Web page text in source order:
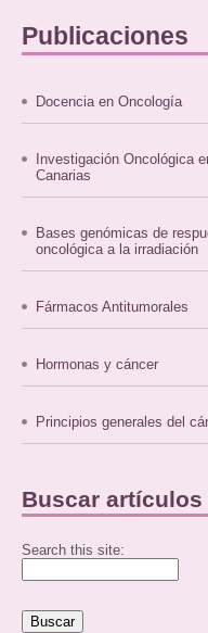
Publicaciones
Docencia en Oncología
Investigación Oncológica
Canarias
Bases genómicas de
oncológica a la irradiación
Fármacos Antitumorales
Hormonas y cáncer
Principios generales del
Buscar artículos
Search this site: